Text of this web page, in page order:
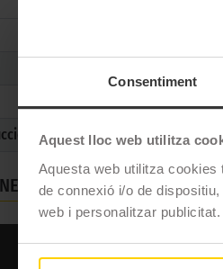
Consentiment
Aquest lloc web utilitza
Aquesta web utilitza
de connexió i/o de
web i personalitzar publicitat.
TAURUS ULTRA HIGH
Amplada